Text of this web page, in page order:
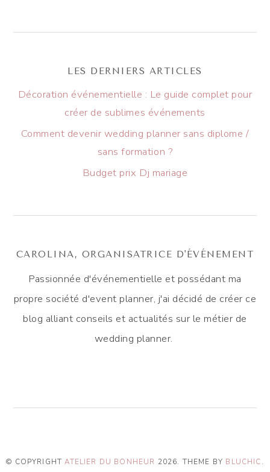
LES DERNIERS ARTICLES
Décoration événementielle : Le guide complet pour
créer de sublimes événements
Comment devenir wedding planner sans diplome /
sans formation ?
Budget prix Dj mariage
CAROLINA, ORGANISATRICE D'ÉVÉNEMENT
Passionnée d'événementielle et possédant ma
propre société d'event planner, j'ai décidé de créer ce
blog alliant conseils et actualités sur le métier de
wedding planner.
© COPYRIGHTATELIER DU BONHEUR 2026. THEME BY BLUCHIC.